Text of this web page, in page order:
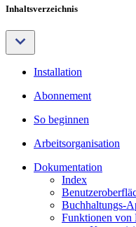
Inhaltsverzeichnis
Installation
Abonnement
So beginnen
Arbeitsorganisation
Dokumentation
Index
Buchhaltungs-
Funktionen von